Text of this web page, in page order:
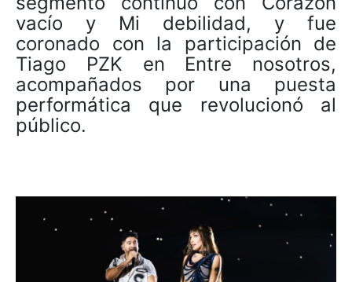
vacío y Mi debilidad, y fue
coronado con la participación de
Tiago PZK en Entre nosotros,
acompañados por una puesta
performática que revolucionó al
público.